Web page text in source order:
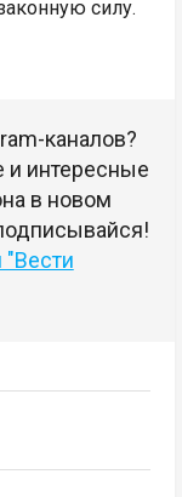
силу.
каналов?
интересные
в новом
"Вести